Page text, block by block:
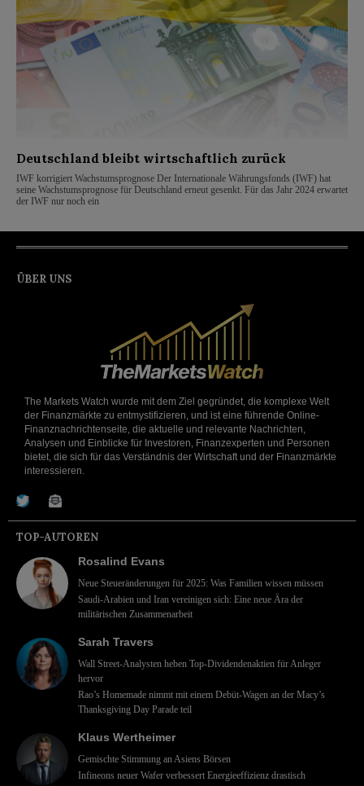
Deutschland bleibt wirtschaftlich zurück
IWF korrigiert Wachstumsprognose Der Internationale Währungsfonds (IWF) hat
seine Wachstumsprognose für Deutschland erneut gesenkt. Für das Jahr 2024 erwartet
der IWF nur noch ein
ÜBER UNS
The Markets Watch wurde mit dem Ziel gegründet, die komplexe Welt
der Finanzmärkte zu entmystifizieren, und ist eine führende Online-
Finanznachrichtenseite, die aktuelle und relevante Nachrichten,
Analysen und Einblicke für Investoren, Finanzexperten und Personen
bietet, die sich für das Verständnis der Wirtschaft und der Finanzmärkte
interessieren.
TOP-AUTOREN
Rosalind Evans
Neue Steueränderungen für 2025: Was Familien wissen müssen
Saudi-Arabien und Iran vereinigen sich: Eine neue Ära der
militärischen Zusammenarbeit
Sarah Travers
Wall Street-Analysten heben Top-Dividendenaktien für Anleger
hervor
Rao’s Homemade nimmt mit einem Debüt-Wagen an der Macy’s
Thanksgiving Day Parade teil
Klaus Wertheimer
Gemischte Stimmung an Asiens Börsen
Infineons neuer Wafer verbessert Energieeffizienz drastisch